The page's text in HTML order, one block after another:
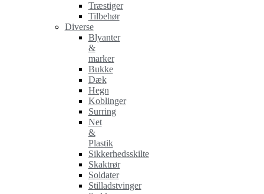
Træstiger
Tilbehør
Diverse
Blyanter
&
marker
Bukke
Dæk
Hegn
Koblinger
Surring
Net
&
Plastik
Sikkerhedsskilte
Skaktrør
Soldater
Stilladstvinger